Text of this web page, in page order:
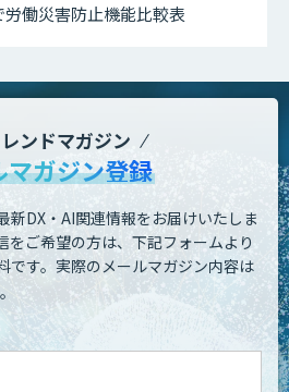
働災害防止機能比較表
ンドマガジン
マガジン登録
新DX・AI関連情報をお届けいたしま
をご希望の方は、下記フォームより
す。 実際のメールマガジン内容は